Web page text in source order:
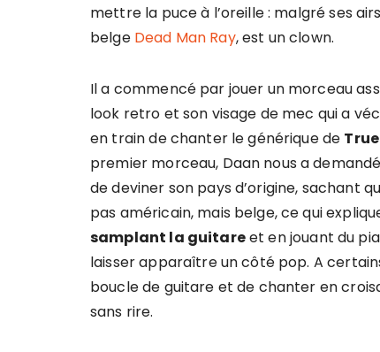
mettre la puce à l’oreille : malgré ses
belge Dead Man Ray, est un clown.
Il a commencé par jouer un morceau
look retro et son visage de mec qui a
en train de chanter le générique de
premier morceau, Daan nous a
de deviner son pays d’origine, sachant
pas américain, mais belge, ce qui
samplant la guitareet en jouant du
laisser apparaître un côté pop. A
boucle de guitare et de chanter en
sans rire.